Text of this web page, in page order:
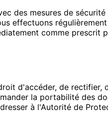
des mesures de
effectuons
comme prescrit
d'accéder, de
la portabilité des
à l'Autorité de